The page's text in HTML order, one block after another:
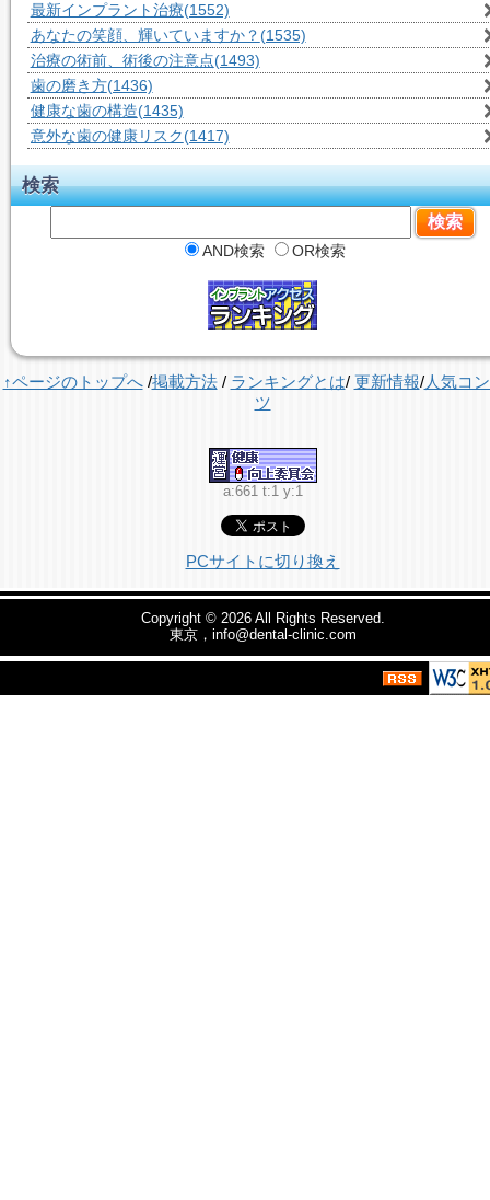
最新インプラント治療(1552)
あなたの笑顔、輝いていますか？ (1535)
治療の術前、術後の注意点(1493)
歯の磨き方(1436)
健康な歯の構造(1435)
意外な歯の健康リスク(1417)
検索
AND検索 OR検索
↑ページのトップへ/掲載方法/ ランキングとは/ 更新情報/人気コ
ツ
a:661 t:1 y:1
PCサイトに切り換え
Copyright © 2026 All Rights Reserved.
東京，info@dental-clinic.com